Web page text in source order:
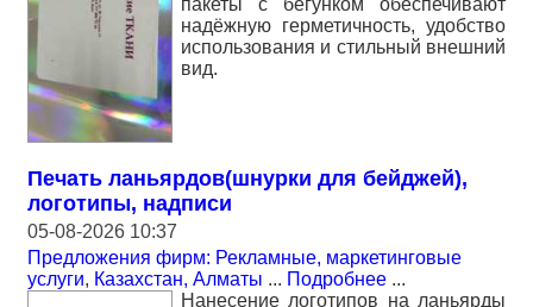
пакеты с бегунком обеспечивают
надёжную герметичность, удобство
использования и стильный внешний
вид.
Печать ланьярдов(шнурки для бейджей),
логотипы, надписи
05-08-2026 10:37
Предложения фирм: Рекламные, маркетинговые
услуги, Казахстан, Алматы ... Подробнее ...
Нанесение логотипов на ланьярды